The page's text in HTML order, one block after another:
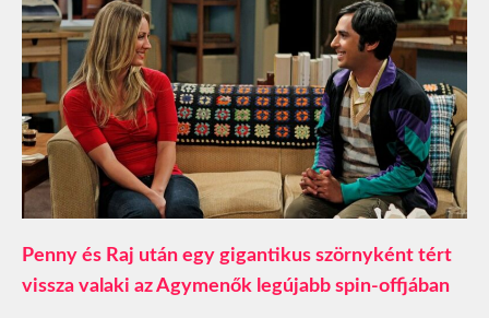
Penny és Raj után egy gigantikus szörnyként tért
vissza valaki az Agymenők legújabb spin-offjában